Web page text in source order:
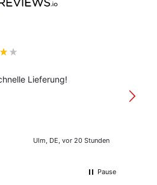
Lieferung!
Ulm, DE, vor 20 Stunden
Pause